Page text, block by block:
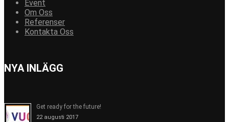
Event
Om Oss
Referenser
Kontakta Oss
NYA INLÄGG
Get ready for the future!
22 augusti 2017